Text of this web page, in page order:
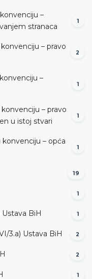
–
stranaca
1
– pravo
2
–
1
– pravo
u istoj stvari
1
konvenciju – opća
1
19
1
BiH 1
3.а) Ustava BiH 2
2
1